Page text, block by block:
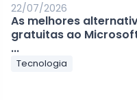
22/07/2026
As melhores
gratuitas ao
...
Tecnologia